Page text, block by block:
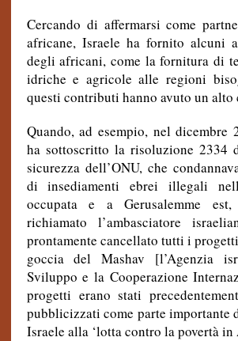
Cercando di affermarsi come
africane, Israele ha fornito alcuni
degli africani, come la fornitura di
idriche e agricole alle regioni
questi contributi hanno avuto un alto
Quando, ad esempio, nel dicembre
ha sottoscritto la risoluzione 2334
sicurezza dell’ONU, che
di insediamenti ebrei illegali
occupata e a Gerusalemme
richiamato l’ambasciatore
prontamente cancellato tutti i
goccia del Mashav [l’Agenzia
Sviluppo e la Cooperazione
progetti erano stati
pubblicizzati come parte importante
Israele alla ‘lotta contro la povertà in